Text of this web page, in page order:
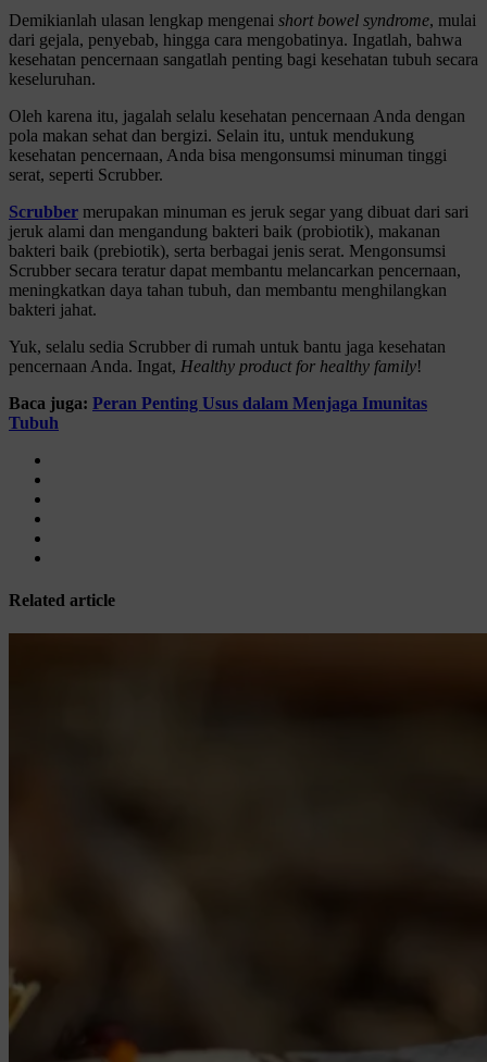
Demikianlah ulasan lengkap mengenai short bowel syndrome, mulai
dari gejala, penyebab, hingga cara mengobatinya. Ingatlah, bahwa
kesehatan pencernaan sangatlah penting bagi kesehatan tubuh secara
keseluruhan.
Oleh karena itu, jagalah selalu kesehatan pencernaan Anda dengan
pola makan sehat dan bergizi. Selain itu, untuk mendukung
kesehatan pencernaan, Anda bisa mengonsumsi minuman tinggi
serat, seperti Scrubber.
Scrubber merupakan minuman es jeruk segar yang dibuat dari sari
jeruk alami dan mengandung bakteri baik (probiotik), makanan
bakteri baik (prebiotik), serta berbagai jenis serat. Mengonsumsi
Scrubber secara teratur dapat membantu melancarkan pencernaan,
meningkatkan daya tahan tubuh, dan membantu menghilangkan
bakteri jahat.
Yuk, selalu sedia Scrubber di rumah untuk bantu jaga kesehatan
pencernaan Anda. Ingat, Healthy product for healthy family!
Baca juga: Peran Penting Usus dalam Menjaga Imunitas
Tubuh
Related article